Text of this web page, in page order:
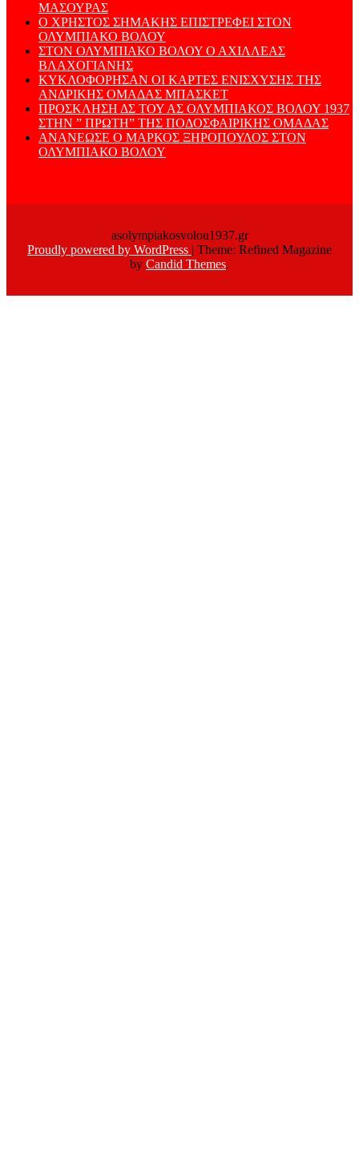
ΜΑΣΟΥΡΑΣ
Ο ΧΡΗΣΤΟΣ ΣΗΜΑΚΗΣ ΕΠΙΣΤΡΕΦΕΙ ΣΤΟΝ
ΟΛΥΜΠΙΑΚΟ ΒΟΛΟΥ
ΣΤΟΝ ΟΛΥΜΠΙΑΚΟ ΒΟΛΟΥ Ο ΑΧΙΛΛΕΑΣ
ΒΛΑΧΟΓΙΑΝΗΣ
ΚΥΚΛΟΦΟΡΗΣΑΝ ΟΙ ΚΑΡΤΕΣ ΕΝΙΣΧΥΣΗΣ ΤΗΣ
ΑΝΔΡΙΚΗΣ ΟΜΑΔΑΣ ΜΠΑΣΚΕΤ
ΠΡΟΣΚΛΗΣΗ ΔΣ ΤΟΥ ΑΣ ΟΛΥΜΠΙΑΚΟΣ ΒΟΛΟΥ 1937
ΣΤΗΝ ” ΠΡΩΤΗ” ΤΗΣ ΠΟΔΟΣΦΑΙΡΙΚΗΣ ΟΜΑΔΑΣ
ΑΝΑΝΕΩΣΕ Ο ΜΑΡΚΟΣ ΞΗΡΟΠΟΥΛΟΣ ΣΤΟΝ
ΟΛΥΜΠΙΑΚΟ ΒΟΛΟΥ
asolympiakosvolou1937.gr
Proudly powered by WordPress | Theme: Refined Magazine
by Candid Themes.